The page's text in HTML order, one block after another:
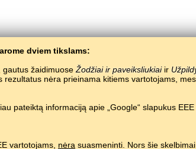
dviem tikslams:
gautus žaidimuose Žodžiai ir paveiksliukiaiir
rezultatus nėra prieinama kitiems vartotojams,
pateiktą informaciją apie „Google“ slapukus
vartotojams, nėra suasmeninti. Nors šie
Visos teisės saugomos.